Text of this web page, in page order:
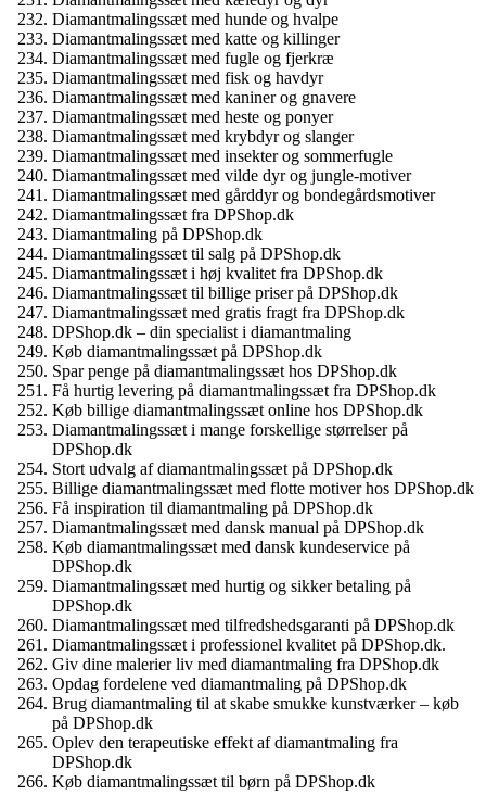
Diamantmalingssæt med hunde og hvalpe
Diamantmalingssæt med katte og killinger
Diamantmalingssæt med fugle og fjerkræ
Diamantmalingssæt med fisk og havdyr
Diamantmalingssæt med kaniner og gnavere
Diamantmalingssæt med heste og ponyer
Diamantmalingssæt med krybdyr og slanger
Diamantmalingssæt med insekter og sommerfugle
Diamantmalingssæt med vilde dyr og jungle-motiver
Diamantmalingssæt med gårddyr og bondegårdsmotiver
Diamantmalingssæt fra DPShop.dk
Diamantmaling på DPShop.dk
Diamantmalingssæt til salg på DPShop.dk
Diamantmalingssæt i høj kvalitet fra DPShop.dk
Diamantmalingssæt til billige priser på DPShop.dk
Diamantmalingssæt med gratis fragt fra DPShop.dk
DPShop.dk – din specialist i diamantmaling
Køb diamantmalingssæt på DPShop.dk
Spar penge på diamantmalingssæt hos DPShop.dk
Få hurtig levering på diamantmalingssæt fra DPShop.dk
Køb billige diamantmalingssæt online hos DPShop.dk
Diamantmalingssæt i mange forskellige størrelser på
DPShop.dk
Stort udvalg af diamantmalingssæt på DPShop.dk
Billige diamantmalingssæt med flotte motiver hos DPShop.dk
Få inspiration til diamantmaling på DPShop.dk
Diamantmalingssæt med dansk manual på DPShop.dk
Køb diamantmalingssæt med dansk kundeservice på
DPShop.dk
Diamantmalingssæt med hurtig og sikker betaling på
DPShop.dk
Diamantmalingssæt med tilfredshedsgaranti på DPShop.dk
Diamantmalingssæt i professionel kvalitet på DPShop.dk.
Giv dine malerier liv med diamantmaling fra DPShop.dk
Opdag fordelene ved diamantmaling på DPShop.dk
Brug diamantmaling til at skabe smukke kunstværker – køb
på DPShop.dk
Oplev den terapeutiske effekt af diamantmaling fra
DPShop.dk
Køb diamantmalingssæt til børn på DPShop.dk